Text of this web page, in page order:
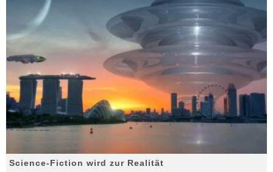
Science-Fiction wird zur Realität